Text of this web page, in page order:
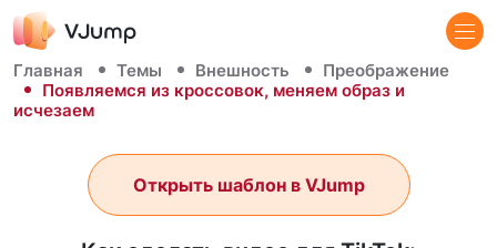
Главная Темы Внешность
Преображение
Появляемся из кроссовок, меняем образ и
исчезаем
Открыть шаблон в VJump